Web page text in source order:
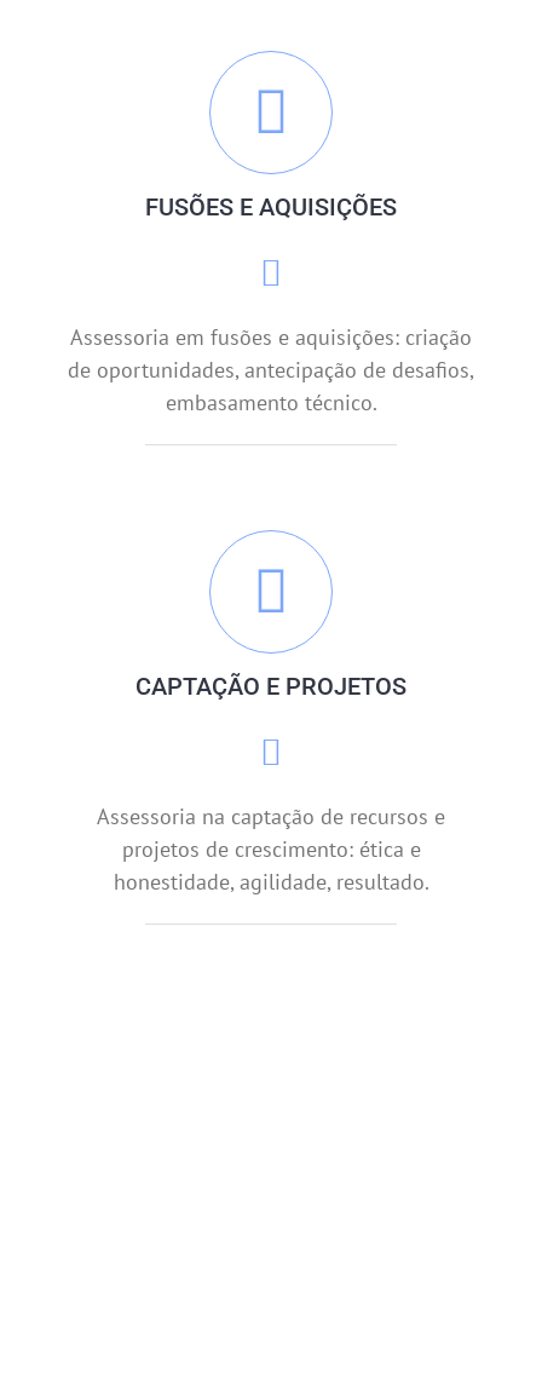
FUSÕES E AQUISIÇÕES
Assessoria em fusões e aquisições: criação
de oportunidades, antecipação de desafios,
embasamento técnico.
CAPTAÇÃO E PROJETOS
Assessoria na captação de recursos e
projetos de crescimento: ética e
honestidade, agilidade, resultado.